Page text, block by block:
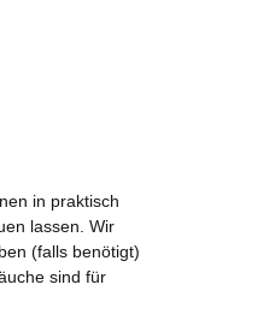
in praktisch
lassen. Wir
(falls benötigt)
sind für